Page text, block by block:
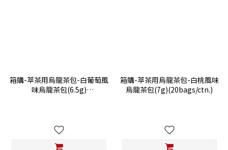
箱購-萃茶用烏龍茶包-白葡萄風
味烏龍茶包(6.5g)
箱購-萃茶用烏龍茶包-白桃風味
烏龍茶包(7g)(20bags/ctn.)